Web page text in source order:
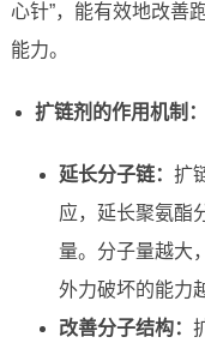
心针”，能有效地改善
能力。
扩链剂的作用机制：
延长分子链： 扩
应，延长聚氨酯
量。分子量越大
外力破坏的能力
改善分子结构：